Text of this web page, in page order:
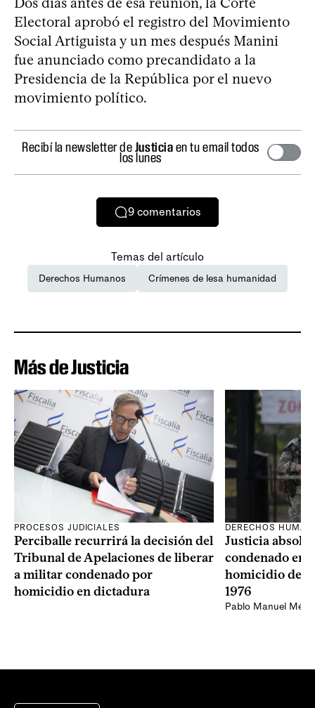
Electoral aprobó el registro del Movimiento
Social Artiguista y un mes después Manini
fue anunciado como precandidato a la
Presidencia de la República por el nuevo
movimiento político.
Recibí la newsletter deJusticiaen tu email todos
los lunes
9 comentarios
Temas del artículo
Derechos Humanos Crímenes de lesa humanidad
Más de Justicia
PROCESOS JUDICIALES
Perciballe recurrirá la decisión del
Tribunal de Apelaciones de liberar
a militar condenado por
homicidio en dictadura
DERECHOS
Justicia
condenado en
homicidio de
1976
Pablo Manuel